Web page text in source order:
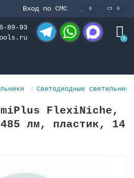
Вход по СМС 0 0
89-93
0
Светодиодные светильники
FlexiNiche,
лм, пластик, 14